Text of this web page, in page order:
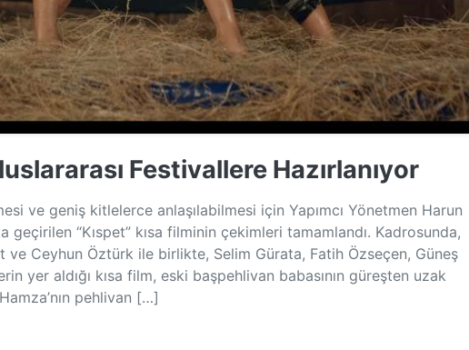
Festivallere Hazırlanıyor
ve geniş kitlelerce anlaşılabilmesi için Yapımcı Yönetmen Harun
geçirilen “Kıspet” kısa filminin çekimleri tamamlandı. Kadrosunda,
Ceyhun Öztürk ile birlikte, Selim Gürata, Fatih Özseçen, Güneş
yer aldığı kısa film, eski başpehlivan babasının güreşten uzak
pehlivan […]